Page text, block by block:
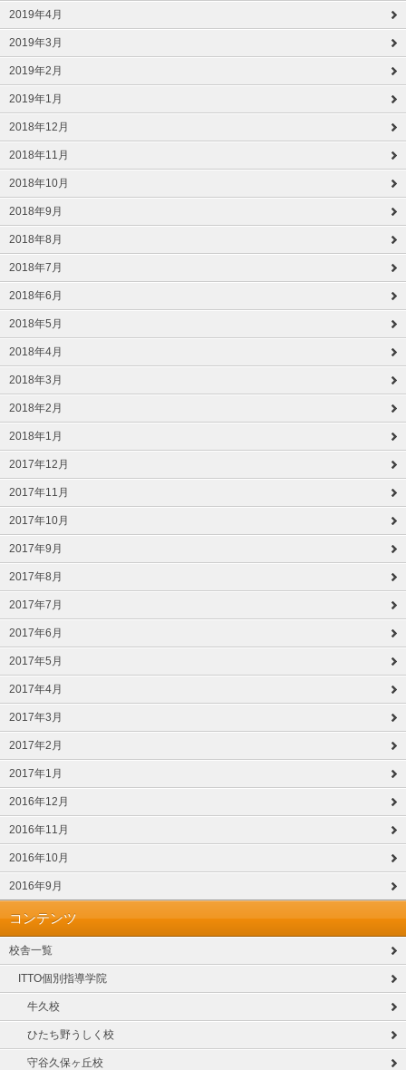
2019年4月
2019年3月
2019年2月
2019年1月
2018年12月
2018年11月
2018年10月
2018年9月
2018年8月
2018年7月
2018年6月
2018年5月
2018年4月
2018年3月
2018年2月
2018年1月
2017年12月
2017年11月
2017年10月
2017年9月
2017年8月
2017年7月
2017年6月
2017年5月
2017年4月
2017年3月
2017年2月
2017年1月
2016年12月
2016年11月
2016年10月
2016年9月
コンテンツ
校舎一覧
ITTO個別指導学院
牛久校
ひたち野うしく校
守谷久保ヶ丘校